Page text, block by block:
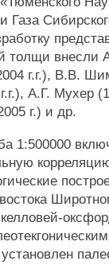
Газа
толщи внесли
г.г.), В.В.
А.Г. Мухер
г.) и др.
1:500000